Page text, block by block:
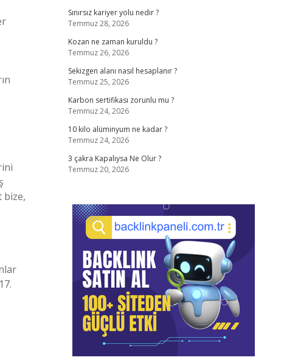
bize,
Sınırsız kariyer yolu nedir ?
Temmuz 28, 2026
Kozan ne zaman kuruldu ?
Temmuz 26, 2026
Sekizgen alanı nasıl hesaplanır ?
Temmuz 25, 2026
Karbon sertifikası zorunlu mu ?
Temmuz 24, 2026
10 kilo alüminyum ne kadar ?
Temmuz 24, 2026
3 çakra Kapalıysa Ne Olur ?
Temmuz 20, 2026